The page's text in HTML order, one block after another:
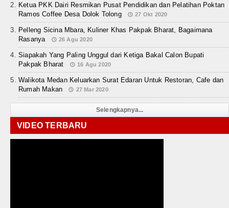
Ketua PKK Dairi Resmikan Pusat Pendidikan dan Pelatihan Poktan
Ramos Coffee Desa Dolok Tolong
27 Okt 2020
Pelleng Sicina Mbara, Kuliner Khas Pakpak Bharat, Bagaimana
Rasanya
26 Agu 2020
Siapakah Yang Paling Unggul dari Ketiga Bakal Calon Bupati
Pakpak Bharat
16 Agu 2020
Walikota Medan Keluarkan Surat Edaran Untuk Restoran, Cafe dan
Rumah Makan
27 Mar 2020
Selengkapnya...
VIDEO TERBARU